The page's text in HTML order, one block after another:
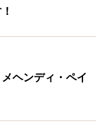
ヘンディ・ペイ